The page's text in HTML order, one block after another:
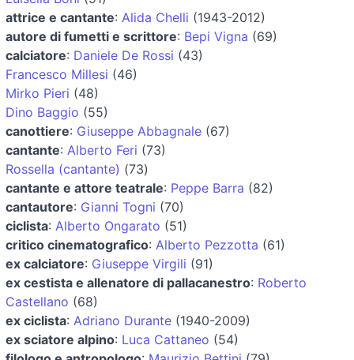
attrice e cantante: Alida Chelli (1943-2012)
autore di fumetti e scrittore: Bepi Vigna (69)
calciatore: Daniele De Rossi (43)
Francesco Millesi (46)
Mirko Pieri (48)
Dino Baggio (55)
canottiere: Giuseppe Abbagnale (67)
cantante: Alberto Feri (73)
Rossella (cantante) (73)
cantante e attore teatrale: Peppe Barra (82)
cantautore: Gianni Togni (70)
ciclista: Alberto Ongarato (51)
critico cinematografico: Alberto Pezzotta (61)
ex calciatore: Giuseppe Virgili (91)
ex cestista e allenatore di pallacanestro: Roberto
Castellano (68)
ex ciclista: Adriano Durante (1940-2009)
ex sciatore alpino: Luca Cattaneo (54)